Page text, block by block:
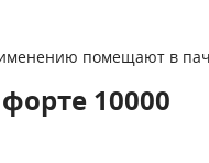
помещают в
10000